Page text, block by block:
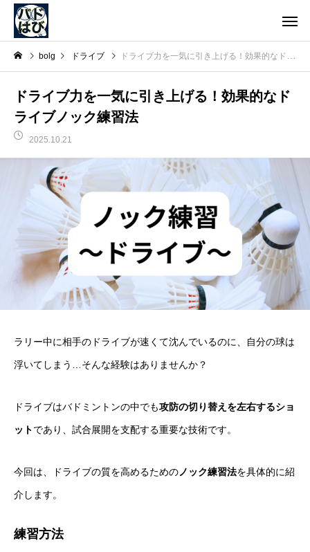
bolg ドライブ ドライブ力を一気に引き上げる！効果的なドライブノック練習法
ドライブ力を一気に引き上げる！効果的なド
ライブノック練習法
2025.10.21
ラリー中に相手のドライブが速くて沈んでいるのに、自分の球は
浮いてしまう…そんな経験はありませんか？
ドライブはバドミントンの中でも攻防の切り替えを左右するショ
ットであり、試合展開を支配する重要な技術です。
今回は、ドライブの質を高めるためのノック練習法を具体的に紹
介します。
練習方法